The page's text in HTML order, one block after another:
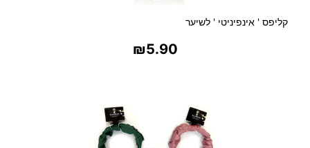
קליפס ' אינפיניטי ' לשיער
₪5.90